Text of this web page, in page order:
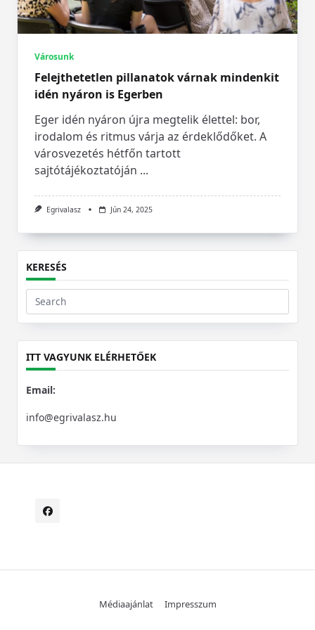
Városunk
Felejthetetlen pillanatok várnak mindenkit
idén nyáron is Egerben
Eger idén nyáron újra megtelik élettel: bor,
irodalom és ritmus várja az érdeklődőket. A
városvezetés hétfőn tartott
sajtótájékoztatóján ...
Egrivalasz Jún 24, 2025
KERESÉS
Search
for:
ITT VAGYUNK ELÉRHETŐEK
Email:
info@egrivalasz.hu
Médiaajánlat Impresszum